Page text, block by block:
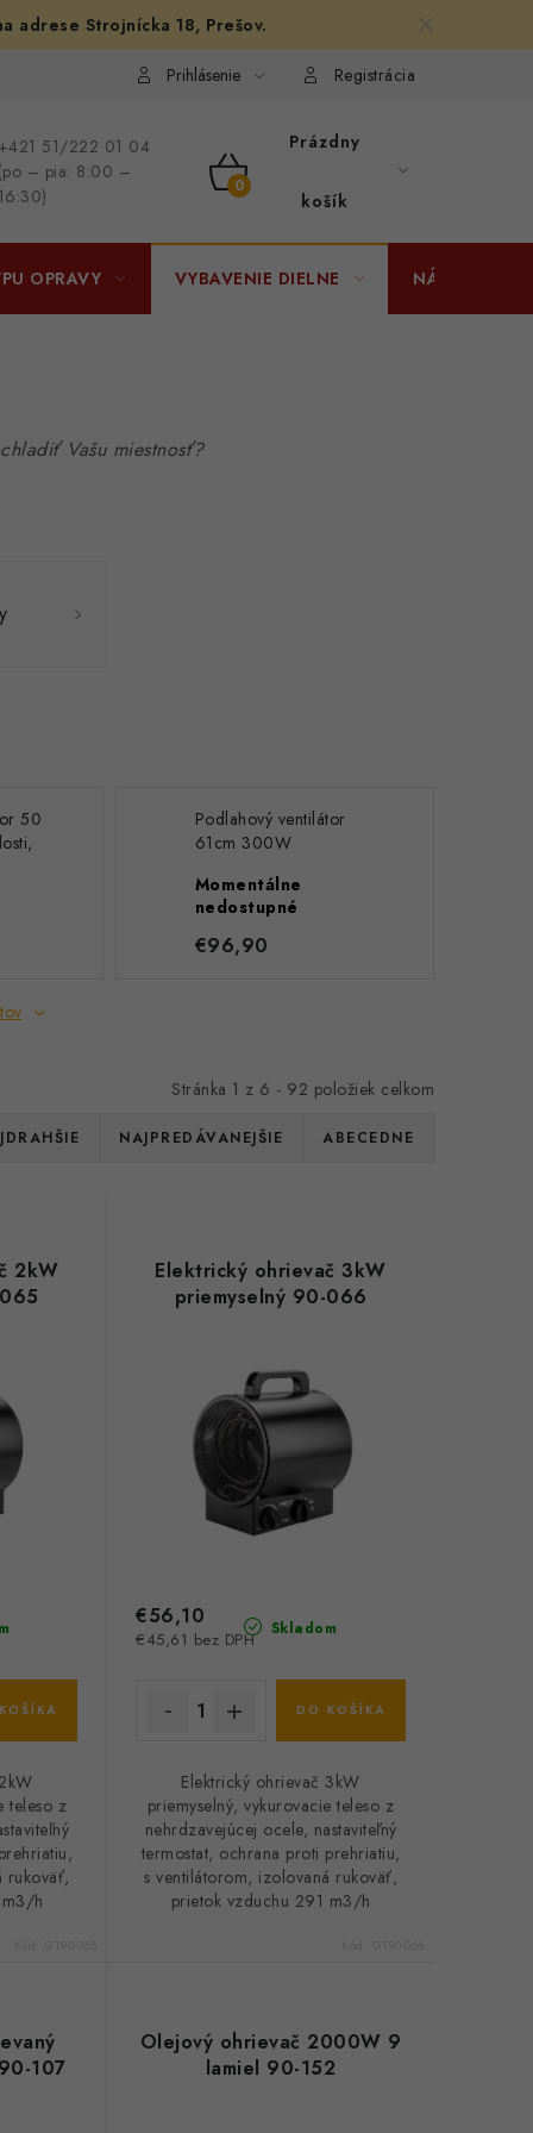
adrese Strojnícka 18, Prešov.
Osobné vyzdvihnutie v Prešove Ako funguje Packeta?
Prihlásenie Registrácia
+421 51/222 01 04
(po – pia: 8:00 –
16:30)
NÁKUPNÝ
Prázdny
košík
OPRAVY VYBAVENIE DIELNE NÁRADIE
Vašu miestnosť?
50
Podlahový ventilátor
61cm 300W
Momentálne
nedostupné
€96,90
Stránka 1 z 6 - 92 položiek celkom
NAJPREDÁVANEJŠIE ABECEDNE
2kW
teleso z
rukoväť,
h
Elektrický ohrievač 3kW
priemyselný 90-066
Skladom
€45,61 bez DPH
€56,10
DO KOŠÍKA
Elektrický ohrievač 3kW
priemyselný, vykurovacie teleso z
nehrdzavejúcej ocele, nastaviteľný
termostat, ochrana proti prehriatiu,
s ventilátorom, izolovaná rukoväť,
prietok vzduchu 291 m3/h
107
Olejový ohrievač 2000W 9
lamiel 90-152